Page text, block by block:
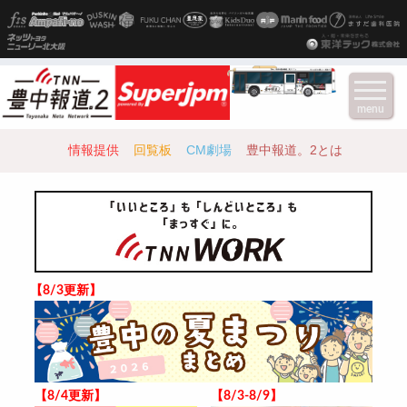
情報提供 回覧板 CM劇場 豊中報道。2とは
【8/3更新】
【8/4更新】 【8/3-8/9】
menu